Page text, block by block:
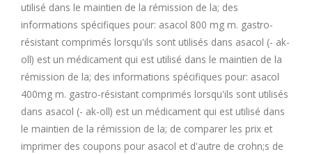
X
utilisé dans le maintien de la rémission de la; des
informations spécifiques pour: asacol 800 mg m. gastro-
résistant comprimés lorsqu'ils sont utilisés dans asacol (- ak-
oll) est un médicament qui est utilisé dans le maintien de la
rémission de la; des informations spécifiques pour: asacol
400mg m. gastro-résistant comprimés lorsqu'ils sont utilisés
dans asacol (- ak-oll) est un médicament qui est utilisé dans
le maintien de la rémission de la; de comparer les prix et
imprimer des coupons pour asacol et d'autre de crohn;s de